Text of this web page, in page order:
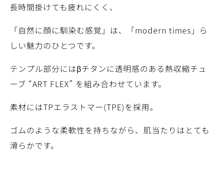
長時間掛けても疲れにくく、
「自然に顔に馴染む感覚」は、「modern times」ら
しい魅力のひとつです。
テンプル部分にはβチタンに透明感のある熱収縮チュ
ーブ “ART FLEX” を組み合わせています。
素材にはTPエラストマー(TPE)を採用。
ゴムのような柔軟性を持ちながら、肌当たりはとても
滑らかです。